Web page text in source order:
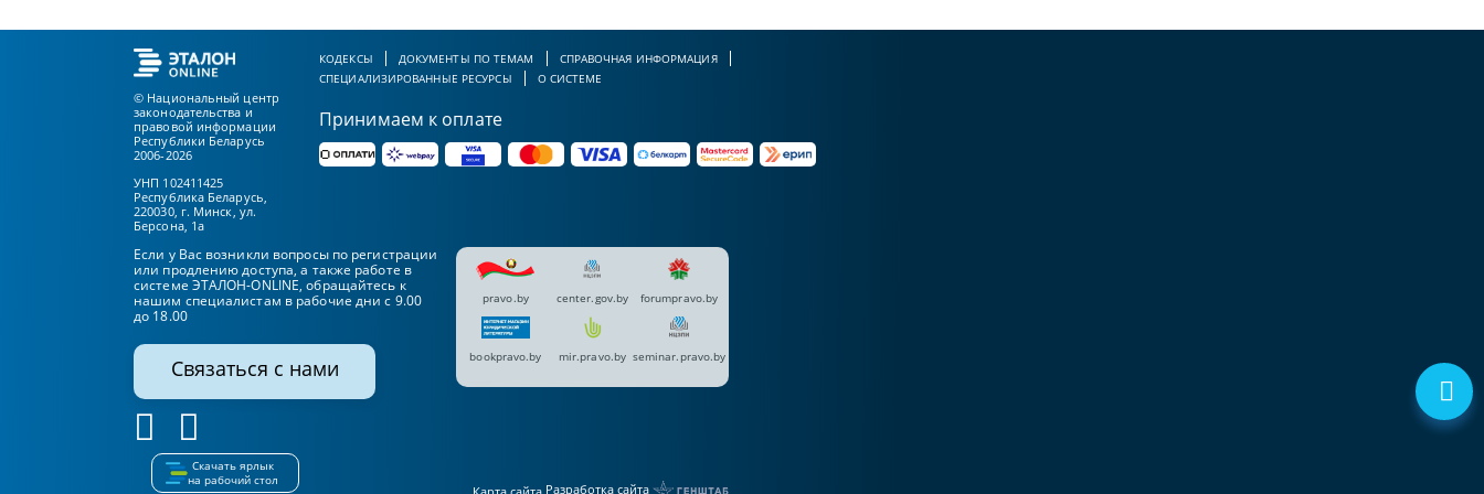
© Национальный центр
законодательства и
правовой информации
Республики Беларусь
2006-2026
УНП 102411425
Республика Беларусь,
220030, г. Минск, ул.
Берсона, 1а
КОДЕКСЫ ДОКУМЕНТЫ ПО ТЕМАМ
СПРАВОЧНАЯ ИНФОРМАЦИЯ
СПЕЦИАЛИЗИРОВАННЫЕ РЕСУРСЫ
О СИСТЕМЕ
Принимаем к оплате
Если у Вас возникли вопросы по регистрации
или продлению доступа, а также работе в
системе ЭТАЛОН-ONLINE, обращайтесь к
нашим специалистам в рабочие дни с 9.00
до 18.00
Связаться с нами
Скачать ярлык
на рабочий стол
pravo.by center.gov.by forumpravo.by
bookpravo.by mir.pravo.by seminar.pravo.by
Разработка сайта